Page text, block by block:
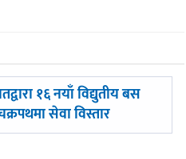
१६ नयाँ विद्युतीय बस
सेवा विस्तार